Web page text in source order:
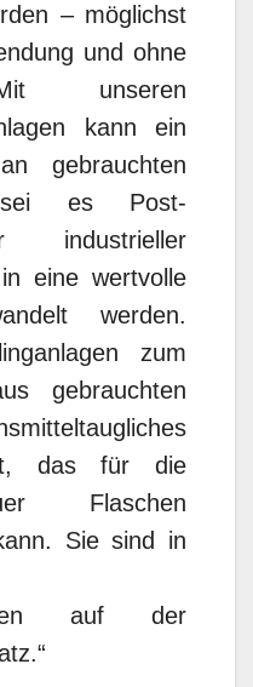
– möglichst
und ohne
unseren
kann ein
gebrauchten
es Post-
industrieller
eine wertvolle
werden.
zum
gebrauchten
das für die
Flaschen
Sie sind in
auf der